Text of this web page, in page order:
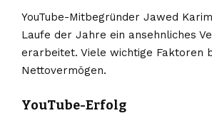
YouTube-Mitbegründer Jawed
Laufe der Jahre ein ansehnliches
erarbeitet. Viele wichtige Faktoren
Nettovermögen.
YouTube-Erfolg